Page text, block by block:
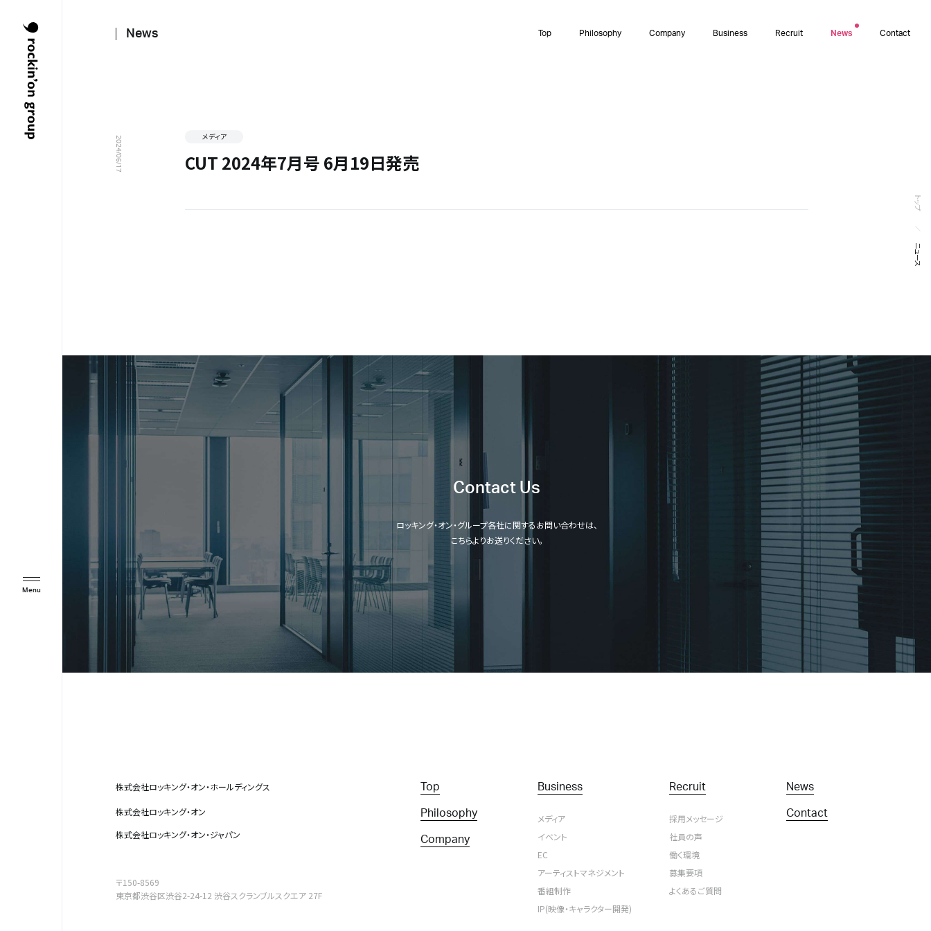
Top Philosophy Company Business Recruit News Contact
News
トップ
ニュース
2024/06/17 メディア
CUT 2024年7月号 6月19日発売
Contact Us
ロッキング・オン・グループ各社に関するお問い合わせは、
こちらよりお送りください。
株式会社ロッキング・オン・ホールディングス
株式会社ロッキング・オン
株式会社ロッキング・オン・ジャパン
〒150-8569
東京都渋谷区渋谷2-24-12 渋谷スクランブルスクエア 27F
Top
Philosophy
Company
Business
メディア
イベント
EC
アーティストマネジメント
番組制作
IP(映像・キャラクター開発)
Recruit
採用メッセージ
社員の声
働く環境
募集要項
よくあるご質問
News
Contact